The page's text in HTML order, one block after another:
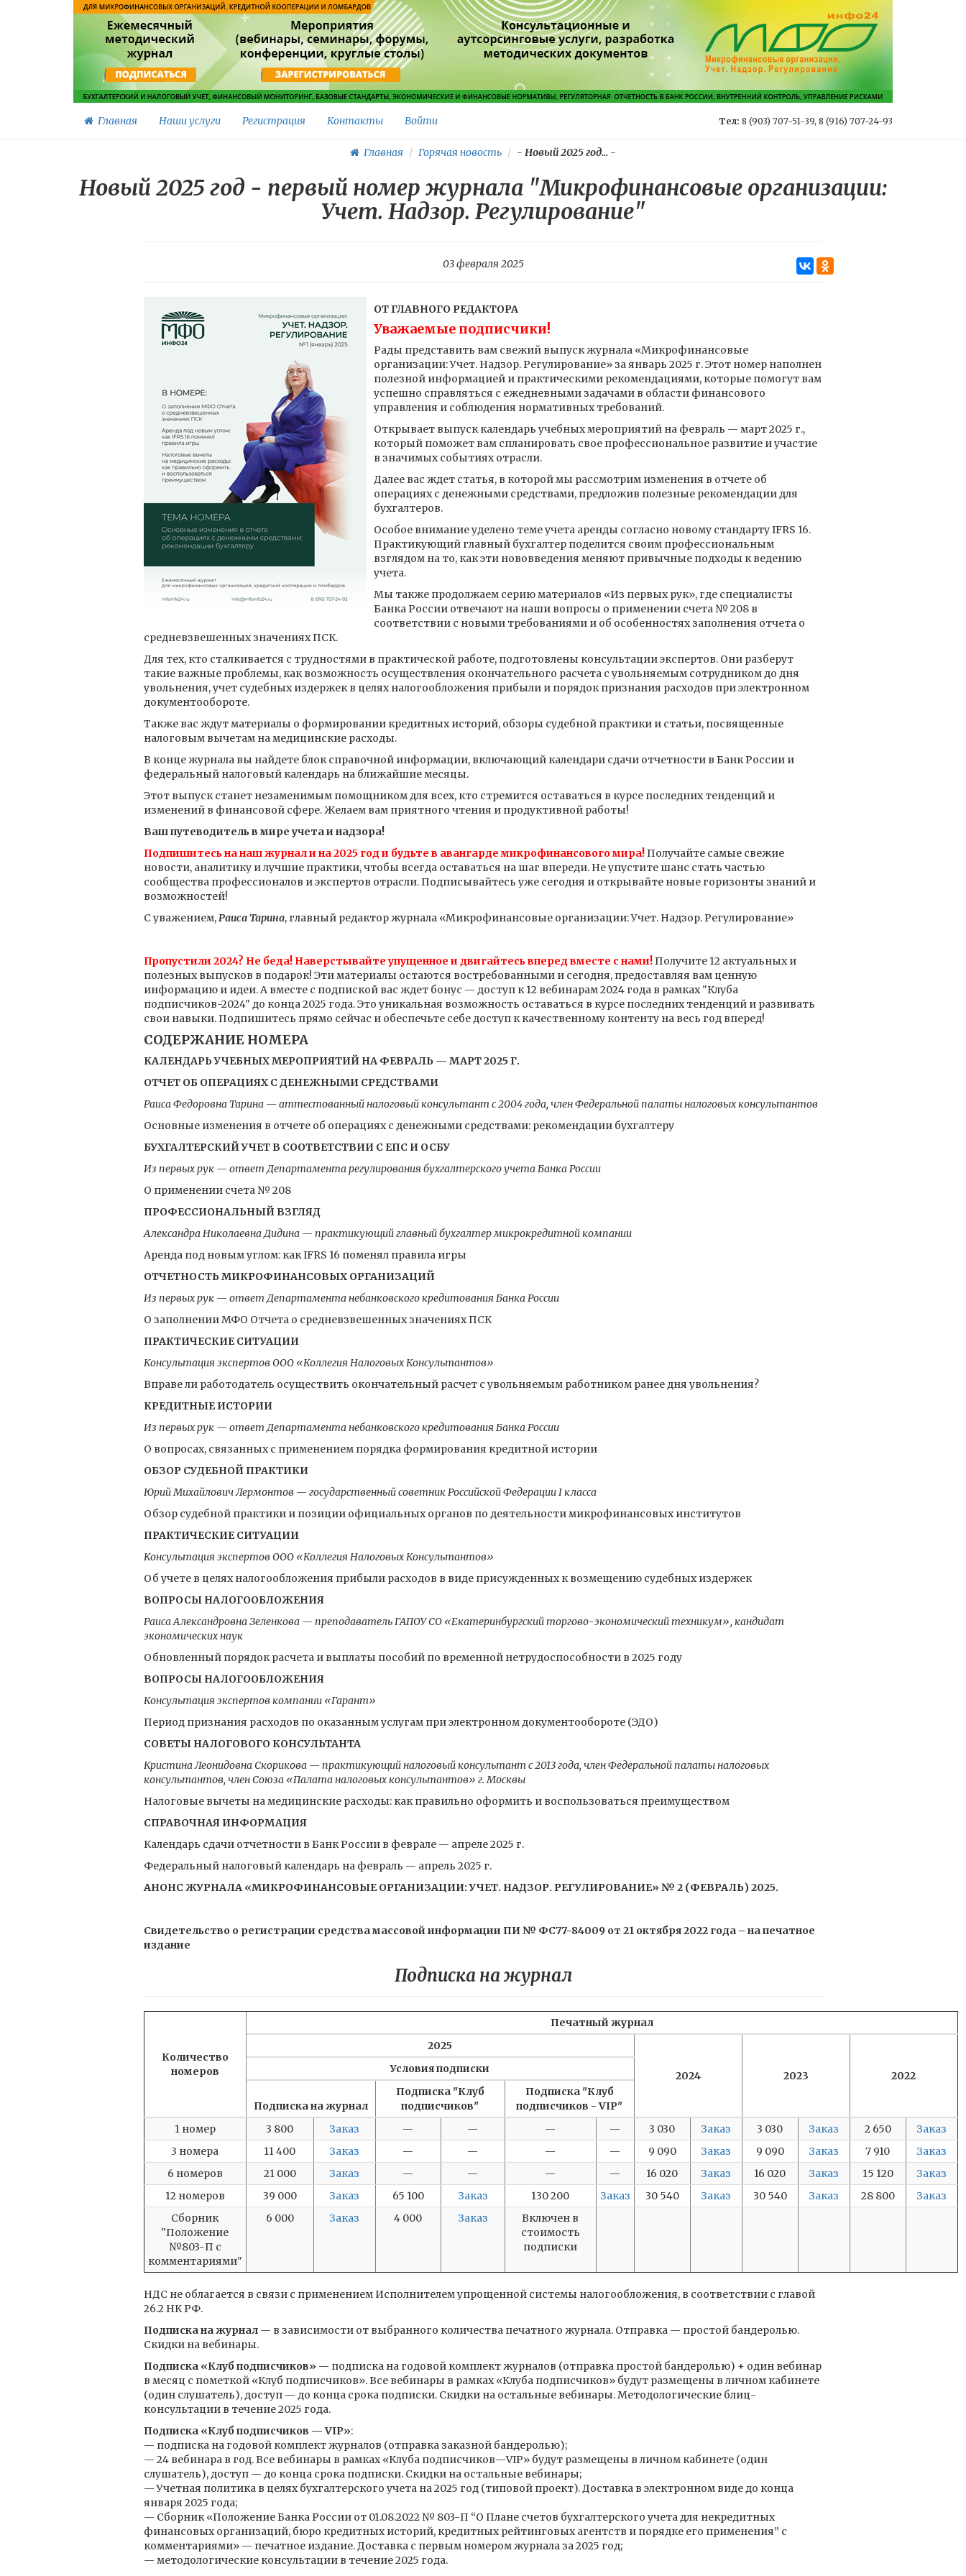
Главная Наши услуги Регистрация Контакты Войти Тел: 8 (903) 707-51-39, 8 (916) 707-24-93
Главная Горячая новость - Новый 2025 год... -
Новый 2025 год - первый номер журнала "Микрофинансовые организации:
Учет. Надзор. Регулирование"
03 февраля 2025
ОТ ГЛАВНОГО РЕДАКТОРА
Уважаемые подписчики!
Рады представить вам свежий выпуск журнала «Микрофинансовые
организации: Учет. Надзор. Регулирование» за январь 2025 г. Этот номер наполнен
полезной информацией и практическими рекомендациями, которые помогут вам
успешно справляться с ежедневными задачами в области финансового
управления и соблюдения нормативных требований.
Открывает выпуск календарь учебных мероприятий на февраль — март 2025 г.,
который поможет вам спланировать свое профессиональное развитие и участие
в значимых событиях отрасли.
Далее вас ждет статья, в которой мы рассмотрим изменения в отчете об
операциях с денежными средствами, предложив полезные рекомендации для
бухгалтеров.
Особое внимание уделено теме учета аренды согласно новому стандарту IFRS 16.
Практикующий главный бухгалтер поделится своим профессиональным
взглядом на то, как эти нововведения меняют привычные подходы к ведению
учета.
Мы также продолжаем серию материалов «Из первых рук», где специалисты
Банка России отвечают на наши вопросы о применении счета № 208 в
соответствии с новыми требованиями и об особенностях заполнения отчета о
средневзвешенных значениях ПСК.
Для тех, кто сталкивается с трудностями в практической работе, подготовлены консультации экспертов. Они разберут
такие важные проблемы, как возможность осуществления окончательного расчета с увольняемым сотрудником до дня
увольнения, учет судебных издержек в целях налогообложения прибыли и порядок признания расходов при электронном
документообороте.
Также вас ждут материалы о формировании кредитных историй, обзоры судебной практики и статьи, посвященные
налоговым вычетам на медицинские расходы.
В конце журнала вы найдете блок справочной информации, включающий календари сдачи отчетности в Банк России и
федеральный налоговый календарь на ближайшие месяцы.
Этот выпуск станет незаменимым помощником для всех, кто стремится оставаться в курсе последних тенденций и
изменений в финансовой сфере. Желаем вам приятного чтения и продуктивной работы!
Ваш путеводитель в мире учета и надзора!
Подпишитесь на наш журнал и на 2025 год и будьте в авангарде микрофинансового мира!Получайте самые свежие
новости, аналитику и лучшие практики, чтобы всегда оставаться на шаг впереди. Не упустите шанс стать частью
сообщества профессионалов и экспертов отрасли. Подписывайтесь уже сегодня и открывайте новые горизонты знаний и
возможностей!
С уважением,Раиса Тарина, главный редактор журнала «Микрофинансовые организации: Учет. Надзор. Регулирование»
Пропустили 2024? Не беда! Наверстывайте упущенное и двигайтесь вперед вместе с нами!Получите 12 актуальных и
полезных выпусков в подарок! Эти материалы остаются востребованными и сегодня, предоставляя вам ценную
информацию и идеи. А вместе с подпиской вас ждет бонус — доступ к 12 вебинарам 2024 года в рамках "Клуба
подписчиков-2024" до конца 2025 года. Это уникальная возможность оставаться в курсе последних тенденций и развивать
свои навыки. Подпишитесь прямо сейчас и обеспечьте себе доступ к качественному контенту на весь год вперед!
СОДЕРЖАНИЕ НОМЕРА
КАЛЕНДАРЬ УЧЕБНЫХ МЕРОПРИЯТИЙ НА ФЕВРАЛЬ — МАРТ 2025 Г.
ОТЧЕТ ОБ ОПЕРАЦИЯХ С ДЕНЕЖНЫМИ СРЕДСТВАМИ
Раиса Федоровна Тарина — аттестованный налоговый консультант с 2004 года, член Федеральной палаты налоговых консультантов
Основные изменения в отчете об операциях с денежными средствами: рекомендации бухгалтеру
БУХГАЛТЕРСКИЙ УЧЕТ В СООТВЕТСТВИИ С ЕПС И ОСБУ
Из первых рук — ответ Департамента регулирования бухгалтерского учета Банка России
О применении счета № 208
ПРОФЕССИОНАЛЬНЫЙ ВЗГЛЯД
Александра Николаевна Дидина — практикующий главный бухгалтер микрокредитной компании
Аренда под новым углом: как IFRS 16 поменял правила игры
ОТЧЕТНОСТЬ МИКРОФИНАНСОВЫХ ОРГАНИЗАЦИЙ
Из первых рук — ответ Департамента небанковского кредитования Банка России
О заполнении МФО Отчета о средневзвешенных значениях ПСК
ПРАКТИЧЕСКИЕ СИТУАЦИИ
Консультация экспертов ООО «Коллегия Налоговых Консультантов»
Вправе ли работодатель осуществить окончательный расчет с увольняемым работником ранее дня увольнения?
КРЕДИТНЫЕ ИСТОРИИ
Из первых рук — ответ Департамента небанковского кредитования Банка России
О вопросах, связанных с применением порядка формирования кредитной истории
ОБЗОР СУДЕБНОЙ ПРАКТИКИ
Юрий Михайлович Лермонтов — государственный советник Российской Федерации I класса
Обзор судебной практики и позиции официальных органов по деятельности микрофинансовых институтов
ПРАКТИЧЕСКИЕ СИТУАЦИИ
Консультация экспертов ООО «Коллегия Налоговых Консультантов»
Об учете в целях налогообложения прибыли расходов в виде присужденных к возмещению судебных издержек
ВОПРОСЫ НАЛОГООБЛОЖЕНИЯ
Раиса Александровна Зеленкова — преподаватель ГАПОУ СО «Екатеринбургский торгово-экономический техникум», кандидат
экономических наук
Обновленный порядок расчета и выплаты пособий по временной нетрудоспособности в 2025 году
ВОПРОСЫ НАЛОГООБЛОЖЕНИЯ
Консультация экспертов компании «Гарант»
Период признания расходов по оказанным услугам при электронном документообороте (ЭДО)
СОВЕТЫ НАЛОГОВОГО КОНСУЛЬТАНТА
Кристина Леонидовна Скорикова — практикующий налоговый консультант с 2013 года, член Федеральной палаты налоговых
консультантов, член Союза «Палата налоговых консультантов» г. Москвы
Налоговые вычеты на медицинские расходы: как правильно оформить и воспользоваться преимуществом
СПРАВОЧНАЯ ИНФОРМАЦИЯ
Календарь сдачи отчетности в Банк России в феврале — апреле 2025 г.
Федеральный налоговый календарь на февраль — апрель 2025 г.
АНОНС ЖУРНАЛА «МИКРОФИНАНСОВЫЕ ОРГАНИЗАЦИИ: УЧЕТ. НАДЗОР. РЕГУЛИРОВАНИЕ» № 2 (ФЕВРАЛЬ) 2025.
Свидетельство о регистрации средства массовой информации ПИ № ФС77-84009 от 21 октября 2022 года – на печатное
издание
Подписка на журнал
Количество
номеров
Печатный журнал
2025
2024 2023 2022
Условия подписки
Подписка на журнал
Подписка "Клуб
подписчиков"
Подписка "Клуб
подписчиков - VIP"
1 номер
3 800 Заказ — — — — 3 030 Заказ 3 030 Заказ 2 650
Заказ
3 номера
11 400 Заказ — — — — 9 090 Заказ 9 090 Заказ 7 910
Заказ
6 номеров
21 000 Заказ — — — — 16 020 Заказ 16 020 Заказ 15 120
Заказ
12 номеров
39 000 Заказ 65 100 Заказ 130 200 Заказ 30 540 Заказ 30 540 Заказ 28 800
Заказ
Сборник
"Положение
№803-П с
комментариями"
6 000 Заказ 4 000 Заказ
Включен в
стоимость
подписки
НДС не облагается в связи с применением Исполнителем упрощенной системы налогообложения, в соответствии с главой
26.2 НК РФ.
Подписка на журнал— в зависимости от выбранного количества печатного журнала. Отправка ­— простой бандеролью.
Скидки на вебинары.
Подписка «Клуб подписчиков» — подписка на годовой комплект журналов (отправка простой бандеролью) + один вебинар
в месяц с пометкой «Клуб подписчиков». Все вебинары в рамках «Клуба подписчиков» будут размещены в личном кабинете
(один слушатель), доступ — до конца срока подписки. Скидки на остальные вебинары. Методологические блиц-
консультации в течение 2025 года.
Подписка «Клуб подписчиков — VIP»:
— подписка на годовой комплект журналов (отправка заказной бандеролью);
— 24 вебинара в год. Все вебинары в рамках «Клуба подписчиков—VIP» будут размещены в личном кабинете (один
слушатель), доступ — до конца срока подписки. Скидки на остальные вебинары;
— Учетная политика в целях бухгалтерского учета на 2025 год (типовой проект). Доставка в электронном виде до конца
января 2025 года;
— Сборник «Положение Банка России от 01.08.2022 № 803-П “О Плане счетов бухгалтерского учета для некредитных
финансовых организаций, бюро кредитных историй, кредитных рейтинговых агентств и порядке его применения” с
комментариями» — печатное издание. Доставка с первым номером журнала за 2025 год;
— методологические консультации в течение 2025 года.